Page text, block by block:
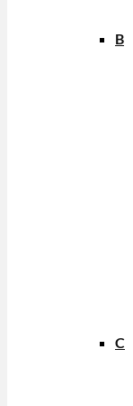
B
C